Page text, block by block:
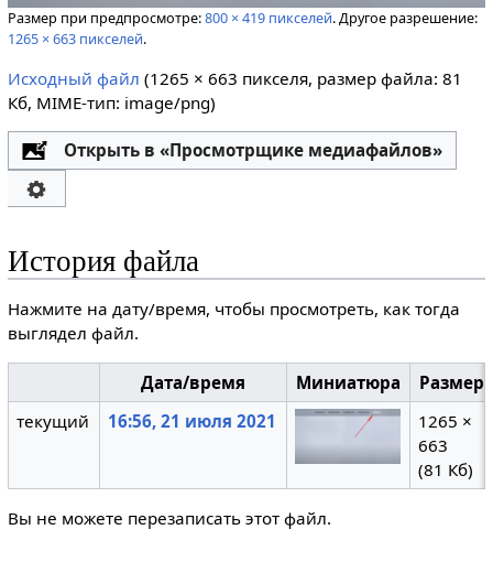
Размер при предпросмотре:800 × 419 пикселей.Другое разрешение:
1265 × 663 пикселей.
Исходный файл (1265 × 663 пикселя, размер файла: 81
Кб, MIME-тип: image/png)
Открыть в «Просмотрщике медиафайлов»
История файла
Нажмите на дату/время, чтобы просмотреть, как тогда
выглядел файл.
Дата/время Миниатюра
текущий
16:56, 21 июля 2021
1265 ×
663
(81 Кб)
Вы не можете перезаписать этот файл.